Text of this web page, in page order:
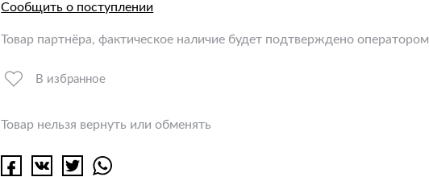
Сообщить о поступлении
Товар партнёра, фактическое наличие будет подтверждено оператором
В избранное
Товар нельзя вернуть или обменять